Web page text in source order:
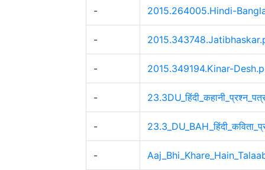
- 2015.264005.Hindi-
-
- 2015.349194.Kinar-
-
-
-